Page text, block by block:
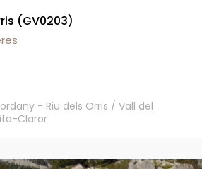
(GV0203)
- Riu dels Orris / Vall del
Claror